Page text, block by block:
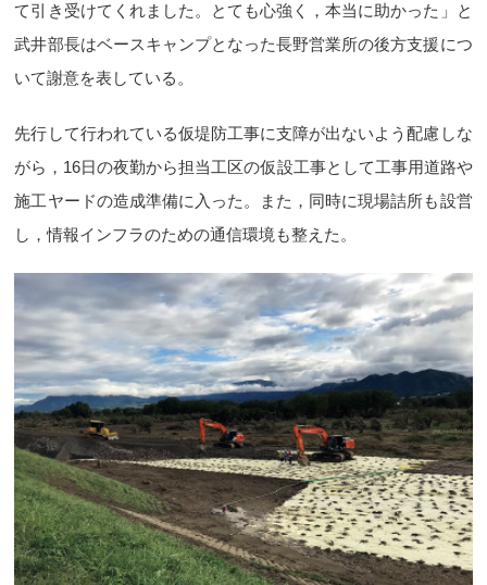
て引き受けてくれました。とても心強く，本当に助かった」と
武井部長はベースキャンプとなった長野営業所の後方支援につ
いて謝意を表している。
先行して行われている仮堤防工事に支障が出ないよう配慮しな
がら，16日の夜勤から担当工区の仮設工事として工事用道路や
施工ヤードの造成準備に入った。また，同時に現場詰所も設営
し，情報インフラのための通信環境も整えた。